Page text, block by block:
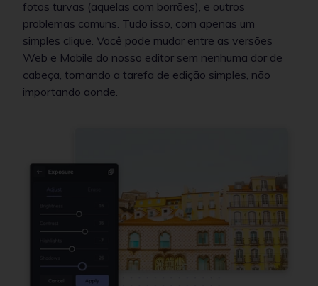
fotos turvas (aquelas com borrões), e outros
problemas comuns. Tudo isso, com apenas um
simples clique. Você pode mudar entre as versões
Web e Mobile do nosso editor sem nenhuma dor de
cabeça, tornando a tarefa de edição simples, não
importando aonde.